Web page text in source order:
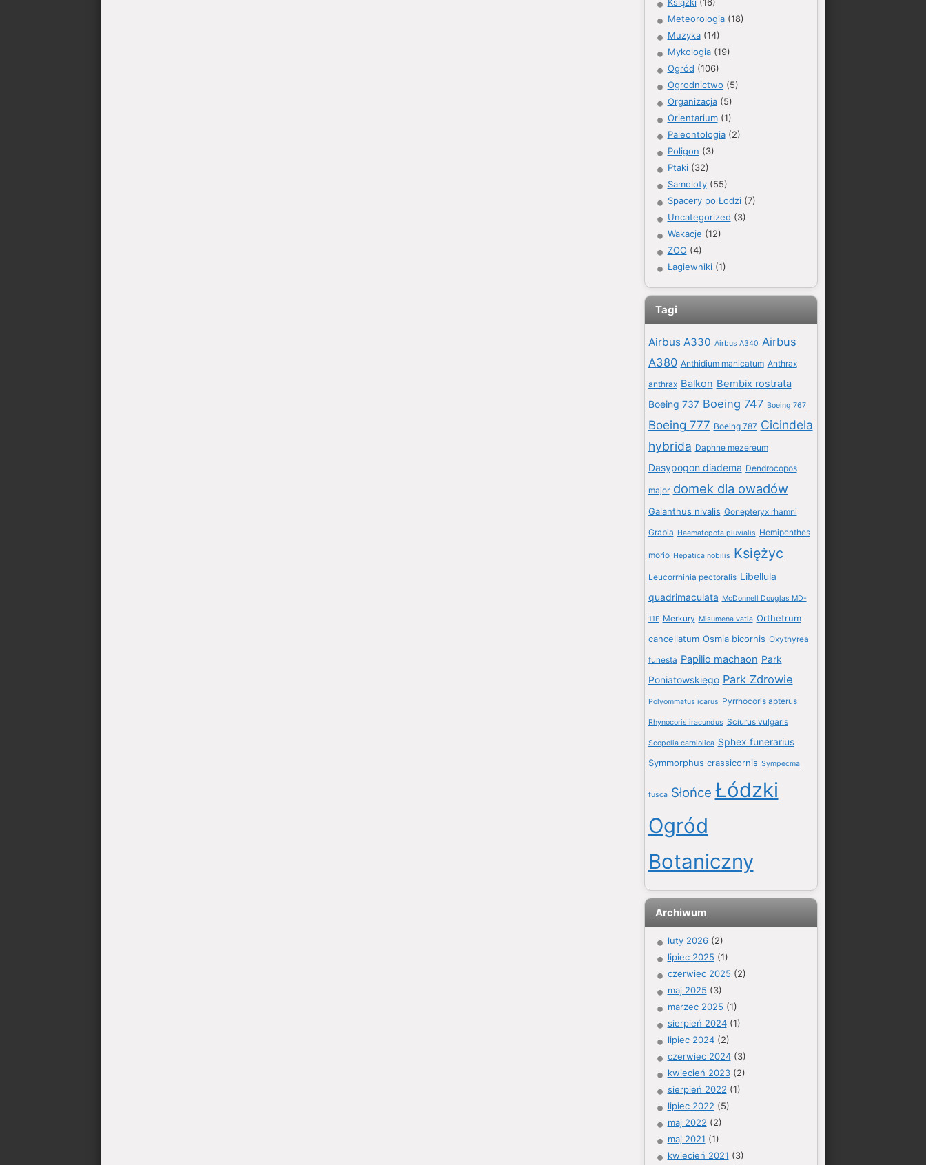
Meteorologia(18)
Muzyka(14)
Mykologia(19)
Ogród (106)
Ogrodnictwo (5)
Organizacja(5)
Orientarium(1)
Paleontologia(2)
Poligon (3)
Ptaki(32)
Samoloty(55)
Spacery po Łodzi(7)
Uncategorized (3)
Wakacje (12)
ZOO (4)
Łagiewniki(1)
Tagi
Airbus A330 Airbus A340 Airbus
A380 Anthidium manicatum Anthrax
anthrax Balkon Bembix rostrata
Boeing 737 Boeing 747 Boeing 767
Boeing 777 Boeing 787 Cicindela
hybrida Daphne mezereum
Dasypogon diadema Dendrocopos
major domek dla owadów
Galanthus nivalis Gonepteryx rhamni
Grabia Haematopota pluvialis Hemipenthes
morio Hepatica nobilis Księżyc
Leucorrhinia pectoralis Libellula
quadrimaculata McDonnell Douglas MD-
11F Merkury Misumena vatia Orthetrum
cancellatum Osmia bicornis Oxythyrea
funesta Papilio machaon Park
Poniatowskiego Park Zdrowie
Polyommatus icarus Pyrrhocoris apterus
Rhynocoris iracundus Sciurus vulgaris
Scopolia carniolica Sphex funerarius
Symmorphus crassicornis Sympecma
fusca Słońce Łódzki
Ogród
Botaniczny
Archiwum
luty 2026(2)
lipiec 2025 (1)
czerwiec 2025 (2)
maj 2025 (3)
marzec 2025 (1)
sierpień 2024(1)
lipiec 2024(2)
czerwiec 2024(3)
kwiecień 2023(2)
sierpień 2022 (1)
lipiec 2022 (5)
maj 2022 (2)
maj 2021 (1)
kwiecień 2021 (3)